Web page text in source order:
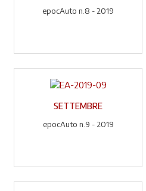
epocAuto n.8 - 2019
SETTEMBRE
epocAuto n.9 - 2019